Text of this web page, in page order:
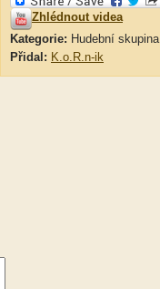
Zhlédnout videa
Kategorie: Hudební skupina
Přidal: K.o.R.n-ik